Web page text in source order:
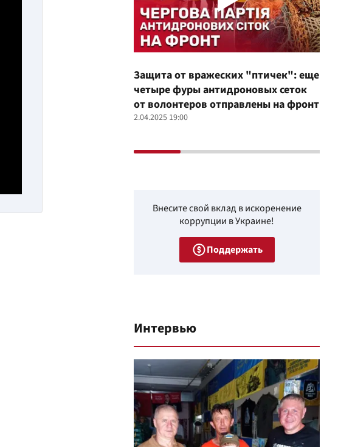
Защита от вражеских "птичек": еще
четыре фуры антидроновых сеток
от волонтеров отправлены на фронт
2.04.2025 19:00
Внесите свой вклад в искоренение
коррупции в Украине!
Поддержать
Интервью